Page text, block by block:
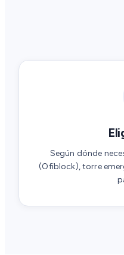
Según dónde
(Ofiblock), torre